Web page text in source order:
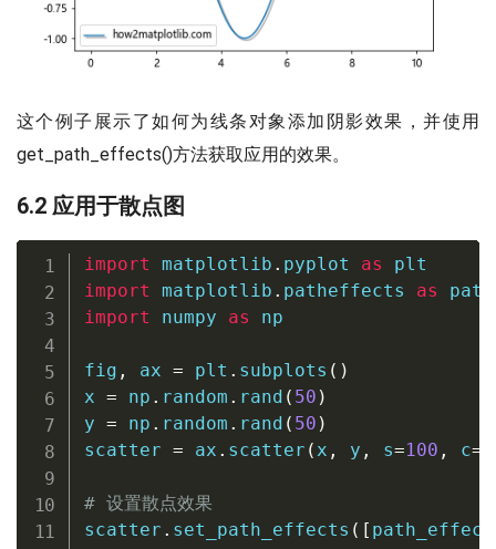
这个例子展示了如何为线条对象添加阴影效果，并使用
get_path_effects()方法获取应用的效果。
6.2 应用于散点图
import matplotlib . pyplot as
import matplotlib . patheffects as
import numpy as np
fig , ax = plt . subplots ( )
x = np . random . rand ( 50 )
y = np . random . rand ( 50 )
scatter = ax . scatter ( x , y , s=100 , c=
# 设置散点效果
scatter . set_path_effects ( [